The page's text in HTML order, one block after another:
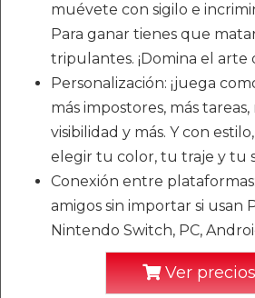
muévete con sigilo e
Para ganar tienes que
tripulantes. ¡Domina el arte
Personalización: ¡juega
más impostores, más
visibilidad y más. Y con
elegir tu color, tu traje y tu
Conexión entre
amigos sin importar si usan
Nintendo Switch, PC,
Ver